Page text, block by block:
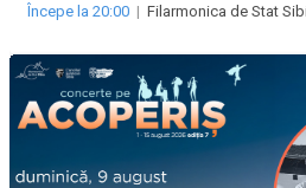
Începe la 20:00 | Filarmonica de Stat